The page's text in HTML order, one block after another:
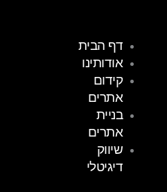
דף הבית
אודותינו
קידום
אתרים
בניית
אתרים
שיווק
דיגיטלי